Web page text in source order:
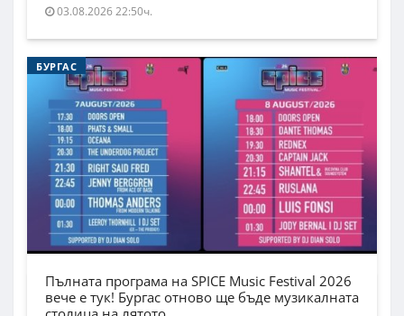
03.08.2026 22:50ч.
БУРГАС
Пълната програма на SPICE Music Festival 2026
вече е тук! Бургас отново ще бъде музикалната